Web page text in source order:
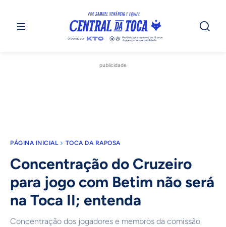
publicidade
PÁGINA INICIAL TOCA DA RAPOSA
Concentração do Cruzeiro
para jogo com Betim não será
na Toca II; entenda
Concentração dos jogadores e membros da comissão